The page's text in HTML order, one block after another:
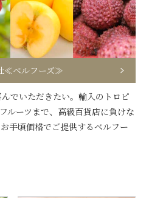
≪ベルフーズ≫
でいただきたい。輸入のトロピ
ルーツまで、高級百貨店に負けな
手頃価格でご提供するベルフー